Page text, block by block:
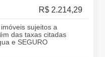
R$ 2.214,29
sujeitos a
das taxas citadas
e SEGURO